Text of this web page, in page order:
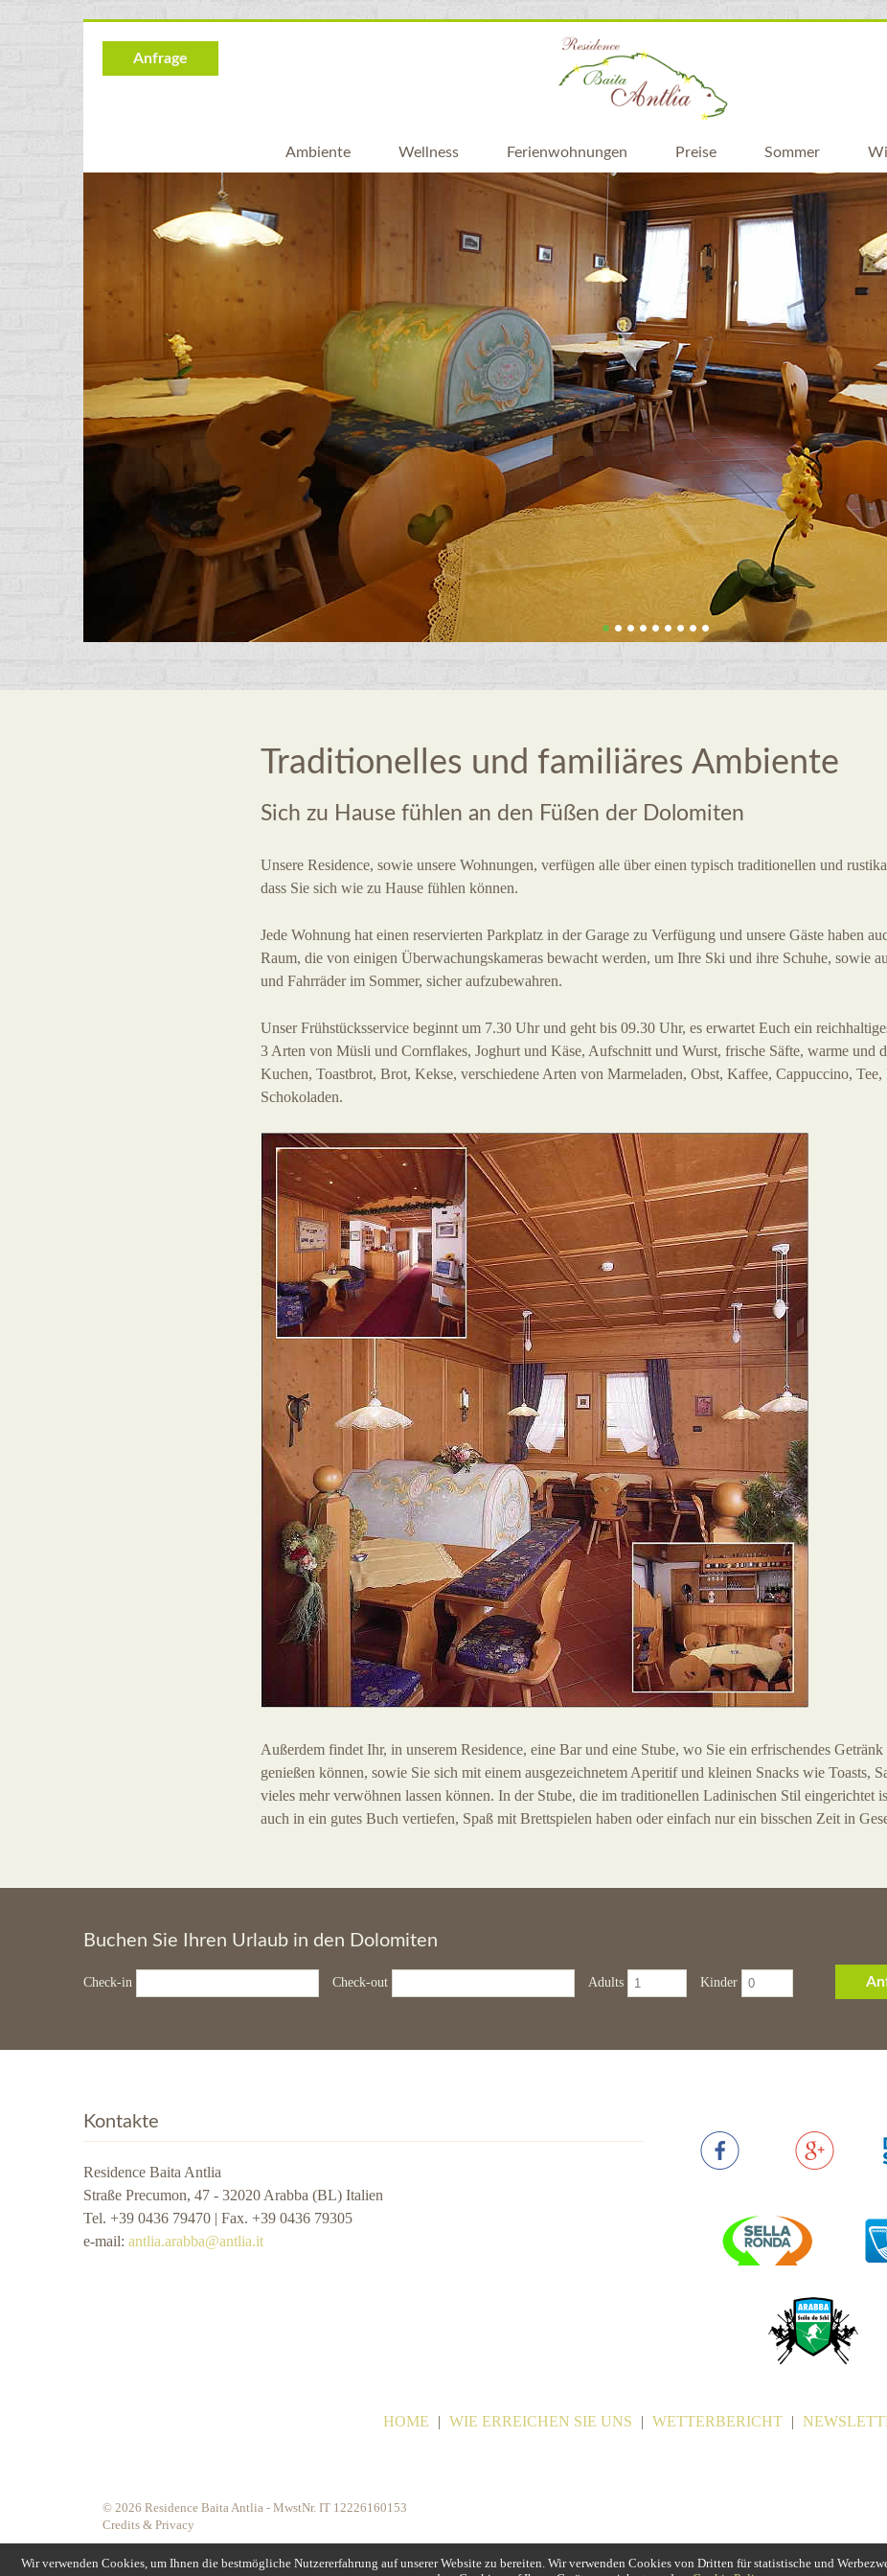
Ambiente Wellness Ferienwohnungen Preise Sommer
Anfrage
Traditionelles und familiäres Ambiente
Sich zu Hause fühlen an den Füßen der Dolomiten
Unsere Residence, sowie unsere Wohnungen, verfügen alle über einen typisch traditionellen und
dass Sie sich wie zu Hause fühlen können.
Jede Wohnung hat einen reservierten Parkplatz in der Garage zu Verfügung und unsere Gäste haben
Raum, die von einigen Überwachungskameras bewacht werden, um Ihre Ski und ihre Schuhe, sowie
und Fahrräder im Sommer, sicher aufzubewahren.
Unser Frühstücksservice beginnt um 7.30 Uhr und geht bis 09.30 Uhr, es erwartet Euch ein
3 Arten von Müsli und Cornflakes, Joghurt und Käse, Aufschnitt und Wurst, frische Säfte, warme und
Kuchen, Toastbrot, Brot, Kekse, verschiedene Arten von Marmeladen, Obst, Kaffee, Cappuccino,
Schokoladen.
Außerdem findet Ihr, in unserem Residence, eine Bar und eine Stube, wo Sie ein erfrischendes
genießen können, sowie Sie sich mit einem ausgezeichnetem Aperitif und kleinen Snacks wie Toasts,
vieles mehr verwöhnen lassen können. In der Stube, die im traditionellen Ladinischen Stil eingerichtet
auch in ein gutes Buch vertiefen, Spaß mit Brettspielen haben oder einfach nur ein bisschen Zeit in
Buchen Sie Ihren Urlaub in den Dolomiten
Check-in Check-out Adults Kinder
Kontakte
Residence Baita Antlia
Straße Precumon, 47 - 32020 Arabba (BL) Italien
Tel. +39 0436 79470 | Fax. +39 0436 79305
e-mail: antlia.arabba@antlia.it
HOME | WIE ERREICHEN SIE UNS | WETTERBERICHT |
© 2026 Residence Baita Antlia - MwstNr. IT 12226160153
Credits & Privacy
Wir verwenden Cookies, um Ihnen die bestmögliche Nutzererfahrung auf unserer Website zu bereiten. Wir verwenden Cookies von Dritten für statistische und